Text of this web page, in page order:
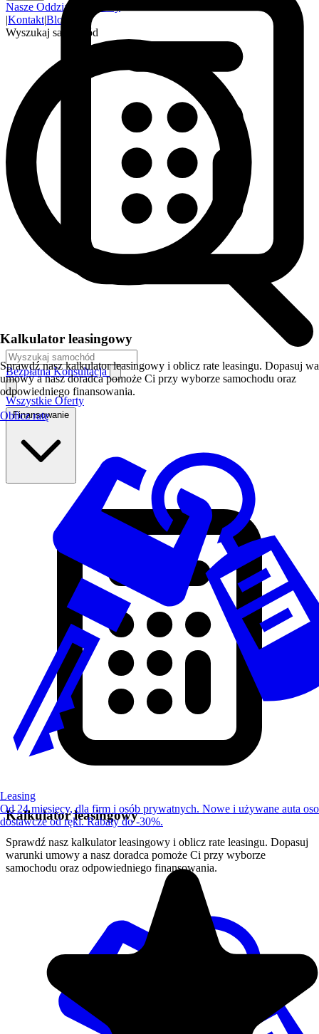
Nasze Oddziały
|Kontakt|Blog
Wyszukaj samochód
Bezpłatna Konsultacja
Wszystkie Oferty
Finansowanie
Kalkulator leasingowy
Sprawdź nasz kalkulator leasingowy i oblicz rate leasingu. Dopasuj
warunki umowy a nasz doradca pomoże Ci przy wyborze
samochodu oraz odpowiedniego finansowania.
Kalkulator leasingowy
Sprawdź nasz kalkulator leasingowy i oblicz rate leasingu. Dopasuj
umowy a nasz doradca pomoże Ci przy wyborze samochodu oraz
odpowiedniego finansowania.
Oblicz ratę
Leasing
Od 24 miesięcy, dla firm i osób prywatnych. Nowe i używane auta
dostawcze od ręki. Rabaty do -30%.